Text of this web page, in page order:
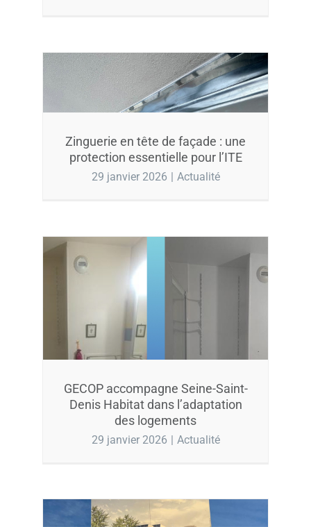
Zinguerie en tête de façade : une
protection essentielle pour l’ITE
29 janvier 2026 | Actualité
GECOP accompagne Seine-Saint-
Denis Habitat dans l’adaptation
des logements
29 janvier 2026 | Actualité